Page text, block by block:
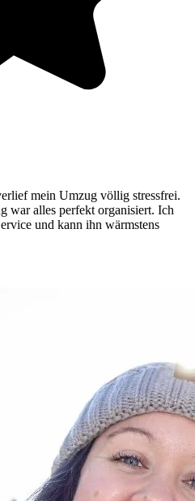
mein Umzug völlig stressfrei.
war alles perfekt organisiert. Ich
und kann ihn wärmstens